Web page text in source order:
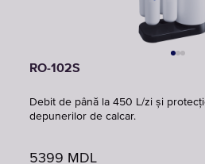
RO-102S
Debit de până la 450 L/zi și
depunerilor de calcar.
5399 MDL